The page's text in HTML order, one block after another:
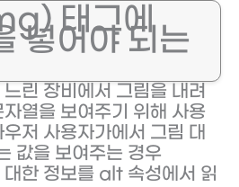
태그에
넣어야 되는
린 장비에서 그림을 내려
열을 보여주기 위해 사용
저 사용자가에서 그림 대
값을 보여주는 경우
한 정보를 alt 속성에서 읽